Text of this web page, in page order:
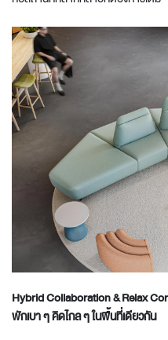
HybridCollaboration& Relax
พักเบา ๆ คิดไกล ๆ ในพื้นที่เดียวกัน